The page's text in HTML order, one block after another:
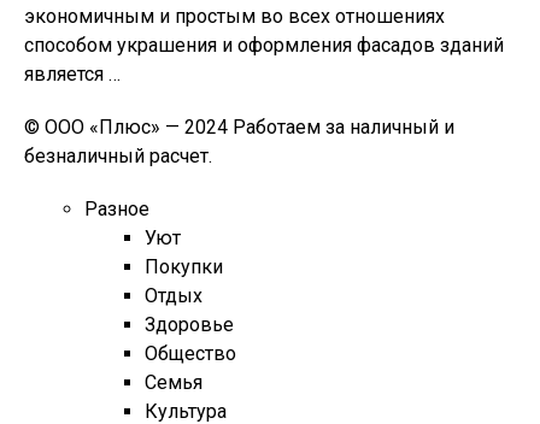
экономичным и простым во всех отношениях
способом украшения и оформления фасадов зданий
является …
© ООО «Плюс» — 2024 Работаем за наличный и
безналичный расчет.
Разное
Уют
Покупки
Отдых
Здоровье
Общество
Семья
Культура